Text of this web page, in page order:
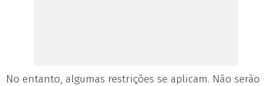
No entanto, algumas restrições se aplicam. Não serão